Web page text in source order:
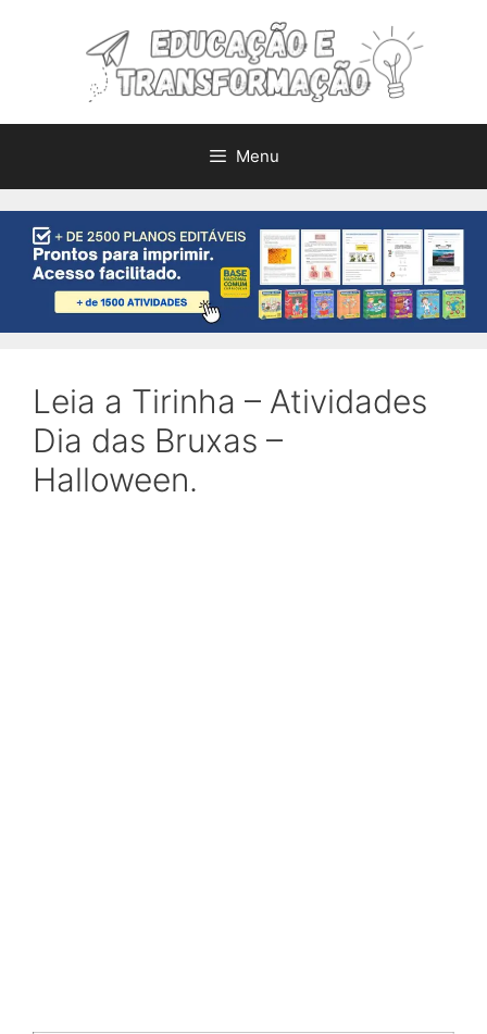
Menu
Leia a Tirinha – Atividades
Dia das Bruxas –
Halloween.